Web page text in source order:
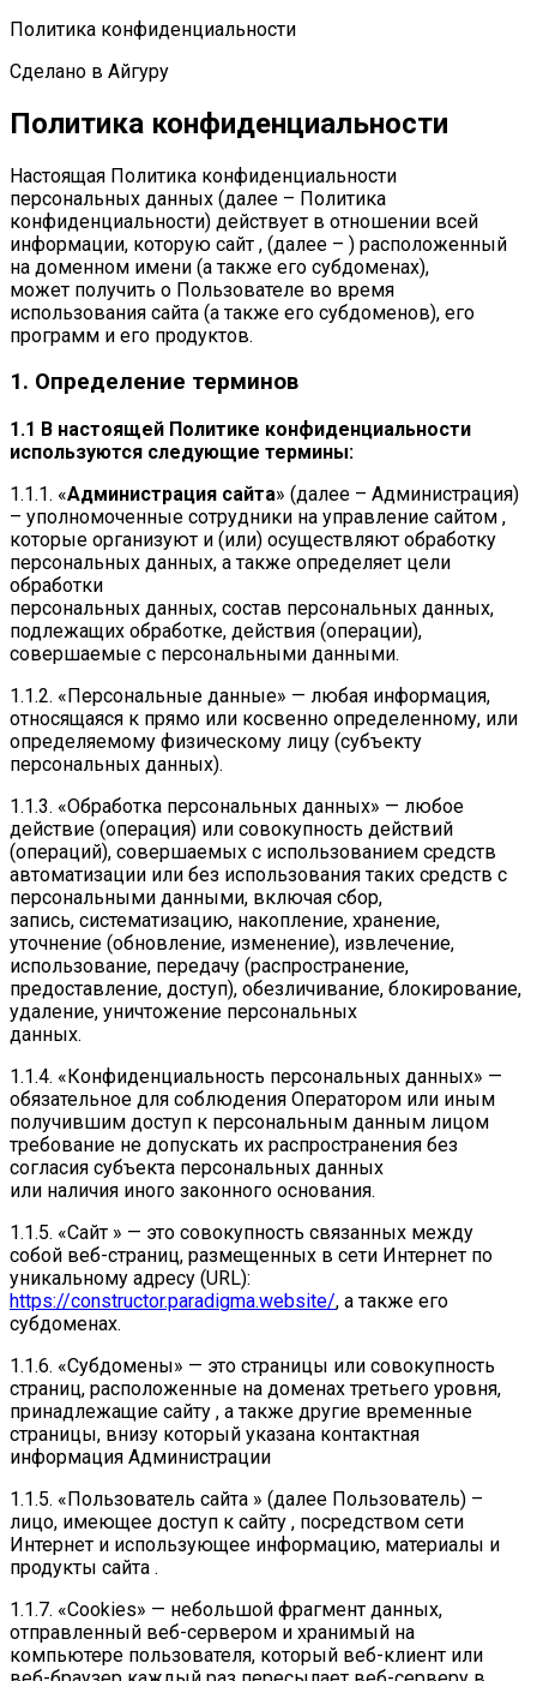
Политика конфиденциальности
Сделано в Айгуру
Политика конфиденциальности
Настоящая Политика конфиденциальности
персональных данных (далее – Политика
конфиденциальности) действует в отношении всей
информации, которую сайт , (далее – ) расположенный
на доменном имени (а также его субдоменах),
может получить о Пользователе во время
использования сайта (а также его субдоменов), его
программ и его продуктов.
1. Определение терминов
1.1 В настоящей Политике конфиденциальности
используются следующие термины:
1.1.1. «Администрация сайта» (далее – Администрация)
– уполномоченные сотрудники на управление сайтом ,
которые организуют и (или) осуществляют обработку
персональных данных, а также определяет цели
обработки
персональных данных, состав персональных данных,
подлежащих обработке, действия (операции),
совершаемые с персональными данными.
1.1.2. «Персональные данные» — любая информация,
относящаяся к прямо или косвенно определенному, или
определяемому физическому лицу (субъекту
персональных данных).
1.1.3. «Обработка персональных данных» — любое
действие (операция) или совокупность действий
(операций), совершаемых с использованием средств
автоматизации или без использования таких средств с
персональными данными, включая сбор,
запись, систематизацию, накопление, хранение,
уточнение (обновление, изменение), извлечение,
использование, передачу (распространение,
предоставление, доступ), обезличивание, блокирование,
удаление, уничтожение персональных
данных.
1.1.4. «Конфиденциальность персональных данных» —
обязательное для соблюдения Оператором или иным
получившим доступ к персональным данным лицом
требование не допускать их распространения без
согласия субъекта персональных данных
или наличия иного законного основания.
1.1.5. «Сайт » — это совокупность связанных между
собой веб-страниц, размещенных в сети Интернет по
уникальному адресу (URL):
https://constructor.paradigma.website/, а также его
субдоменах.
1.1.6. «Субдомены» — это страницы или совокупность
страниц, расположенные на доменах третьего уровня,
принадлежащие сайту , а также другие временные
страницы, внизу который указана контактная
информация Администрации
1.1.5. «Пользователь сайта » (далее Пользователь) –
лицо, имеющее доступ к сайту , посредством сети
Интернет и использующее информацию, материалы и
продукты сайта .
1.1.7. «Cookies» — небольшой фрагмент данных,
отправленный веб-сервером и хранимый на
компьютере пользователя, который веб-клиент или